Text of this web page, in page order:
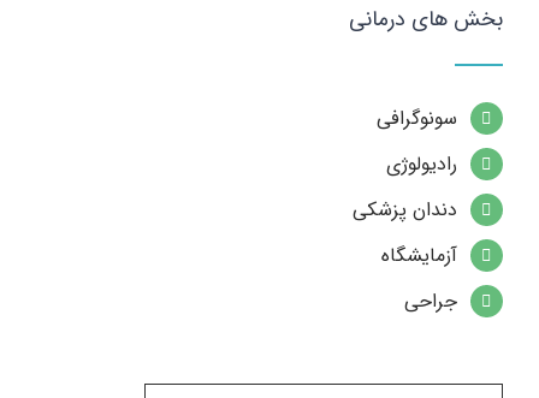
بخش های درمانی
سونوگرافی
رادیولوژی
دندان پزشکی
آزمایشگاه
جراحی